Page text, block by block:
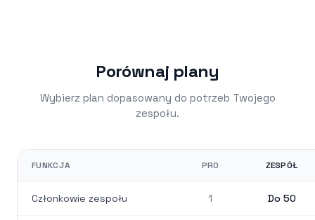
Porównaj plany
Wybierz plan dopasowany do potrzeb Twojego
zespołu.
FUNKCJA PRO ZESPÓŁ
Członkowie zespołu 1 Do 50